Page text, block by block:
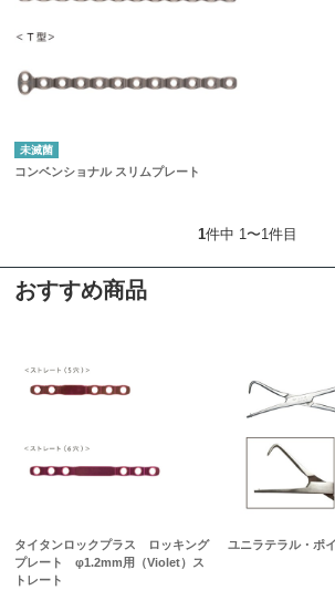
未滅菌
コンベンショナル スリムプレート
1件中 1〜1件目
おすすめ商品
タイタンロックプラス ロッキング
プレート φ1.2mm用（Violet）ス
トレート
ユニラテラル・ポ